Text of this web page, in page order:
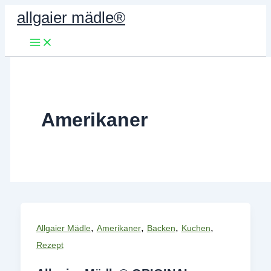
Zum
Inhalt
springen
allgaier mädle®
Amerikaner
Allgaier Mädle, Amerikaner, Backen, Kuchen,
Rezept